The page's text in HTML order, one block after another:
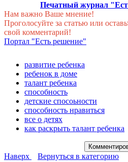
Печатный журнал
Нам важно Ваше мнение!
Проголосуйте за статью или
свой комментарий!
Портал "Есть решение"
развитие ребенка
ребенок в доме
талант ребенка
способность
детские спосоьности
способность нравиться
все о детях
как раскрыть талант ребенка
Наверх Вернуться в категорию